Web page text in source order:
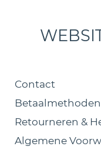
Contact
Betaalmethoden
Retourneren &
Algemene